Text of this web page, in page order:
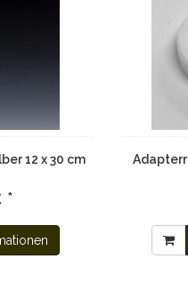
12 x 30 cm
*